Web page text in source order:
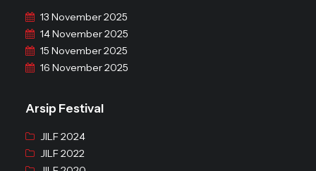
13 November 2025
14 November 2025
15 November 2025
16 November 2025
Arsip Festival
JILF 2024
JILF 2022